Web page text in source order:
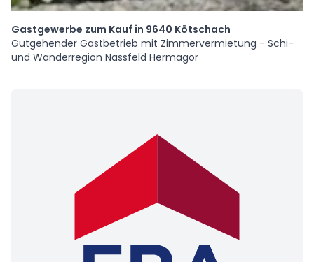
Gastgewerbe zum Kauf in 9640 Kötschach
Gutgehender Gastbetrieb mit Zimmervermietung - Schi-
und Wanderregion Nassfeld Hermagor